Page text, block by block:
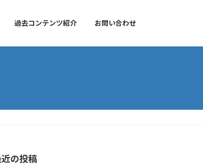
過去コンテンツ紹介 お問い合わせ
の投稿